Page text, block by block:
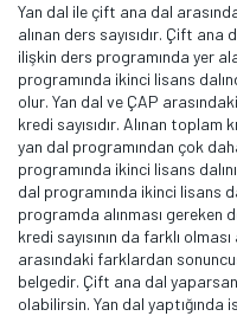
Yan dal ile çift ana dal
alınan ders sayısıdır. Çift
ilişkin ders programında yer
programında ikinci lisans
olur. Yan dal ve ÇAP
kredi sayısıdır. Alınan toplam
yan dal programından çok
programında ikinci lisans
dal programında ikinci lisans
programda alınması gereken
kredi sayısının da farklı
arasındaki farklardan
belgedir. Çift ana dal
olabilirsin. Yan dal